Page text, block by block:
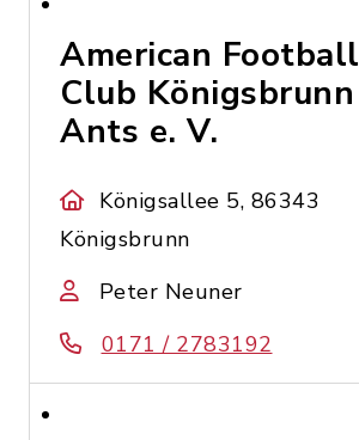
American Football
Club Königsbrunn
Ants e. V.
Königsallee 5, 86343
Königsbrunn
Peter Neuner
0171 / 2783192